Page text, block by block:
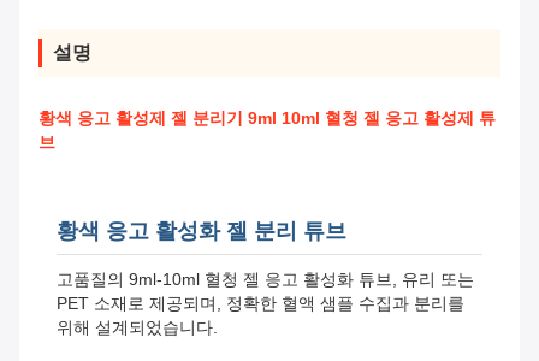
설명
황색 응고 활성제 젤 분리기 9ml 10ml 혈청 젤 응고 활성제 튜
브
황색 응고 활성화 젤 분리 튜브
고품질의 9ml-10ml 혈청 젤 응고 활성화 튜브, 유리 또는
PET 소재로 제공되며, 정확한 혈액 샘플 수집과 분리를
위해 설계되었습니다.